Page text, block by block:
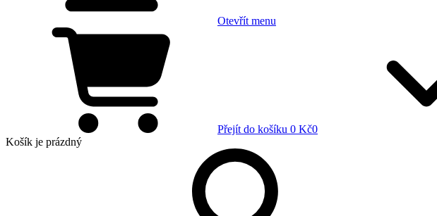
Otevřít menu
Přejít do košíku 0 Kč0
Košík je prázdný